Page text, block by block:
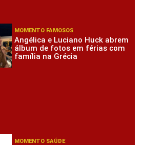
MOMENTO FAMOSOS
Angélica e Luciano Huck abrem
álbum de fotos em férias com
família na Grécia
MOMENTO SAÚDE